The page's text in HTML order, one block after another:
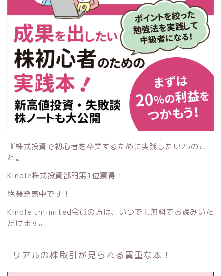
『株式投資で初心者を卒業するために実践したい25のこ
と』
Kindle株式投資部門第1位獲得！
絶賛発売中です！
Kindle unlimited会員の方は、いつでも無料でお読みいた
だけます。
リアルの株取引が見られる貴重な本！